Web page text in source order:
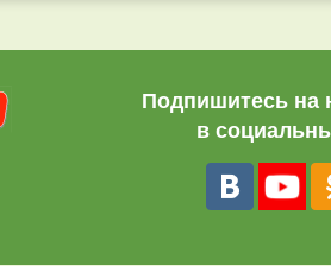
Подпишитесь на
в